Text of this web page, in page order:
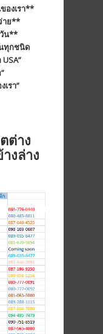
องเรา**
าย**
น**
ทุกชนิด
รา”
ต่าง
งล่าง